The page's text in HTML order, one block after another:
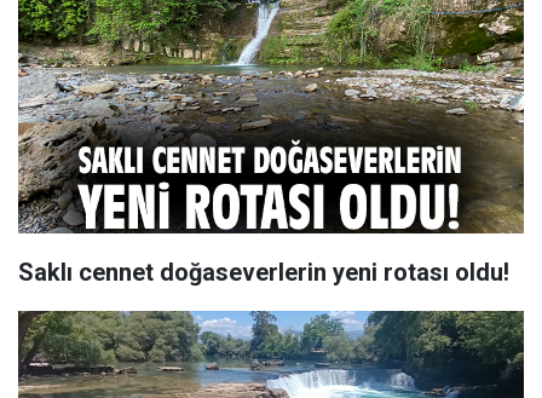
Saklı cennet doğaseverlerin yeni rotası oldu!